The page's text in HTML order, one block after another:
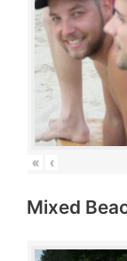
« ‹
Mixed